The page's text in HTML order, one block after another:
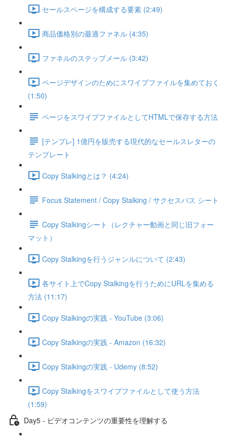
セールスページを構成する要素 (2:49)
商品価格別の最適ファネル (4:35)
ファネルのステップメール (3:42)
ページデザインのためにスワイプファイルを集めておく
(1:50)
ページをスワイプファイルとしてHTMLで保存する方法
[テンプレ] 1億円を販売する現代的なセールスレターの
テンプレート
Copy Stalkingとは？ (4:24)
Focus Statement / Copy Stalking / サクセスパス シート
Copy Stalkingシート（レクチャー動画と同じ旧フォー
マット）
Copy Stalkingを行うジャンルについて (2:43)
各サイト上でCopy Stalkingを行うためにURLを集める
方法 (11:17)
Copy Stalkingの実践 - YouTube (3:06)
Copy Stalkingの実践 - Amazon (16:32)
Copy Stalkingの実践 - Udemy (8:52)
Copy Stalkingをスワイプファイルとして使う方法
(1:59)
Day5 - ビデオコンテンツの重要性を理解する